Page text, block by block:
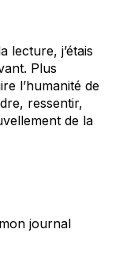
lecture, j’étais
Plus
l’humanité de
ressentir,
de la
journal